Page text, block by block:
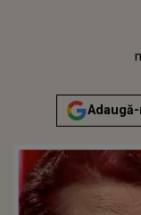
miercuri, 9 aprilie